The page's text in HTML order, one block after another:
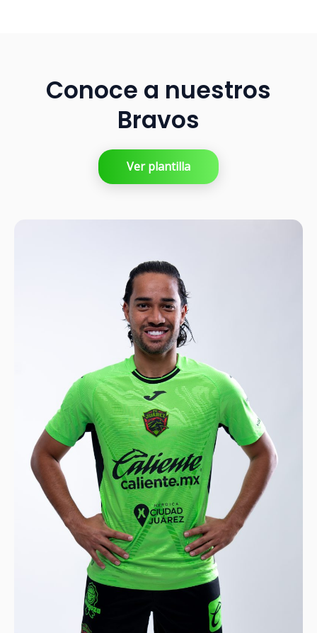
Conoce a nuestros
Bravos
Ver plantilla